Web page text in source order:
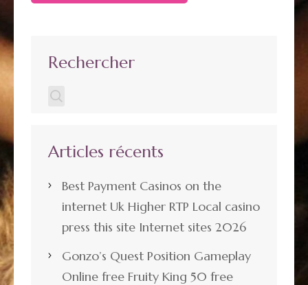
Rechercher
Articles récents
Best Payment Casinos on the
internet Uk Higher RTP Local casino
press this site Internet sites 2026
Gonzo’s Quest Position Gameplay
Online free Fruity King 50 free